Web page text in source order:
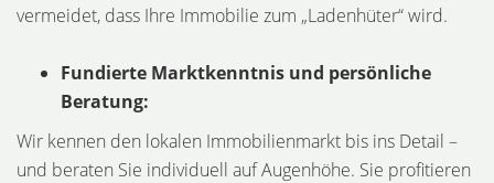
vermeidet, dass Ihre Immobilie zum „Ladenhüter“ wird.
Fundierte Marktkenntnis und persönliche
Beratung:
Wir kennen den lokalen Immobilienmarkt bis ins Detail –
und beraten Sie individuell auf Augenhöhe. Sie profitieren